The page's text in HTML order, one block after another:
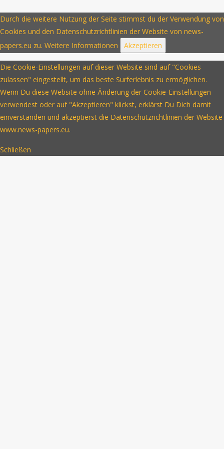
Durch die weitere Nutzung der Seite stimmst du der Verwendung von
Cookies und den Datenschutzrichtlinien der Website von news-
papers.eu zu. Weitere Informationen Akzeptieren
Die Cookie-Einstellungen auf dieser Website sind auf "Cookies
zulassen" eingestellt, um das beste Surferlebnis zu ermöglichen.
Wenn Du diese Website ohne Änderung der Cookie-Einstellungen
verwendest oder auf "Akzeptieren" klickst, erklärst Du Dich damit
einverstanden und akzeptierst die Datenschutzrichtlinien der Website
www.news-papers.eu.
Schließen